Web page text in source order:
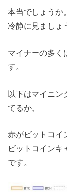
本当でしょうか。
冷静に見ましょ
マイナーの多く
す。
以下はマイニン
てるか。
赤がビットコイ
ビットコインキ
です。